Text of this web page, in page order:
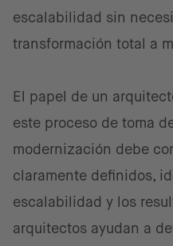
escalabilidad sin
transformación total a
El papel de un
este proceso de toma
modernización debe
claramente definidos,
escalabilidad y los
arquitectos ayudan a